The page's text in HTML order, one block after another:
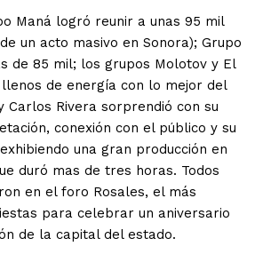
Maná logró reunir a unas 95 mil
un acto masivo en Sonora); Grupo
de 85 mil; los grupos Molotov y El
de energía con lo mejor del
Carlos Rivera sorprendió con su
conexión con el público y su
una gran producción en
duró mas de tres horas. Todos
en el foro Rosales, el más
para celebrar un aniversario
de la capital del estado.